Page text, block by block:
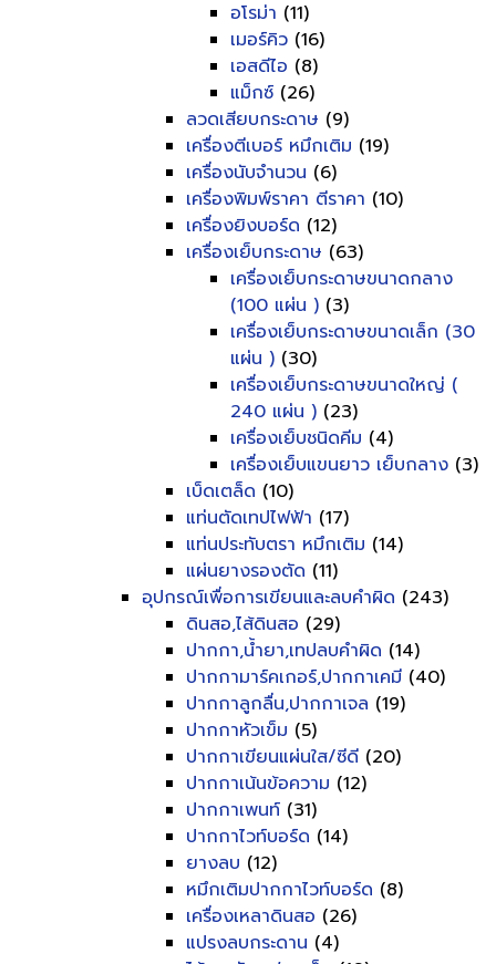
อโรม่า (11)
เมอร์คิว (16)
เอสดีไอ (8)
แม็กซ์ (26)
ลวดเสียบกระดาษ (9)
เครื่องตีเบอร์ หมึกเติม (19)
เครื่องนับจำนวน (6)
เครื่องพิมพ์ราคา ตีราคา (10)
เครื่องยิงบอร์ด (12)
เครื่องเย็บกระดาษ (63)
เครื่องเย็บกระดาษขนาดกลาง
(100 แผ่น ) (3)
เครื่องเย็บกระดาษขนาดเล็ก (30
แผ่น ) (30)
เครื่องเย็บกระดาษขนาดใหญ่ (
240 แผ่น ) (23)
เครื่องเย็บชนิดคีม (4)
เครื่องเย็บแขนยาว เย็บกลาง (3)
เบ็ดเตล็ด (10)
แท่นตัดเทปไฟฟ้า (17)
แท่นประทับตรา หมึกเติม (14)
แผ่นยางรองตัด (11)
อุปกรณ์เพื่อการเขียนและลบคำผิด (243)
ดินสอ,ไส้ดินสอ (29)
ปากกา,น้ำยา,เทปลบคำผิด (14)
ปากกามาร์คเกอร์,ปากกาเคมี (40)
ปากกาลูกลื่น,ปากกาเจล (19)
ปากกาหัวเข็ม (5)
ปากกาเขียนแผ่นใส/ซีดี (20)
ปากกาเน้นข้อความ (12)
ปากกาเพนท์ (31)
ปากกาไวท์บอร์ด (14)
ยางลบ (12)
หมึกเติมปากกาไวท์บอร์ด (8)
เครื่องเหลาดินสอ (26)
แปรงลบกระดาน (4)